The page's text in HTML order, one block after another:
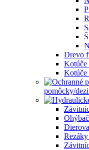
Drevo
Kotúče
Kotúče
pomôcky/